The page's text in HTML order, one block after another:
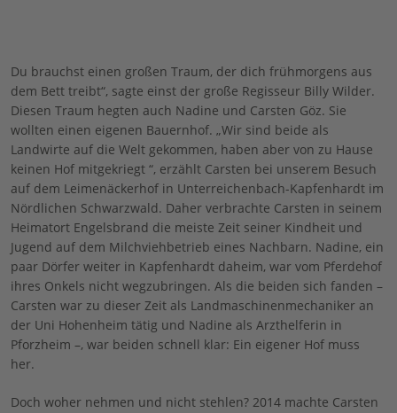
Du brauchst einen großen Traum, der dich frühmorgens aus
dem Bett treibt“, sagte einst der große Regisseur Billy Wilder.
Diesen Traum hegten auch Nadine und Carsten Göz. Sie
wollten einen eigenen Bauernhof. „Wir sind beide als
Landwirte auf die Welt gekommen, haben aber von zu Hause
keinen Hof mitgekriegt “, erzählt Carsten bei unserem Besuch
auf dem Leimenäckerhof in Unterreichenbach-Kapfenhardt im
Nördlichen Schwarzwald. Daher verbrachte Carsten in seinem
Heimatort Engelsbrand die meiste Zeit seiner Kindheit und
Jugend auf dem Milchviehbetrieb eines Nachbarn. Nadine, ein
paar Dörfer weiter in Kapfenhardt daheim, war vom Pferdehof
ihres Onkels nicht wegzubringen. Als die beiden sich fanden –
Carsten war zu dieser Zeit als Landmaschinenmechaniker an
der Uni Hohenheim tätig und Nadine als Arzthelferin in
Pforzheim –, war beiden schnell klar: Ein eigener Hof muss
her.
Doch woher nehmen und nicht stehlen? 2014 machte Carsten